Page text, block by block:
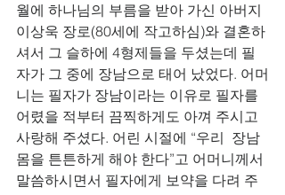
월에 하나님의 부름을 받아 가신 아버지
이상욱 장로(80세에 작고하심)와 결혼하
셔서 그 슬하에 4형제들을 두셨는데 필
자가 그 중에 장남으로 태어 났었다. 어머
니는 필자가 장남이라는 이유로 필자를
어렸을 적부터 끔찍하게도 아껴 주시고
사랑해 주셨다. 어린 시절에 “우리  장남
몸을 튼튼하게 해야 한다”고 어머니께서
말씀하시면서 필자에게 보약을 다려 주